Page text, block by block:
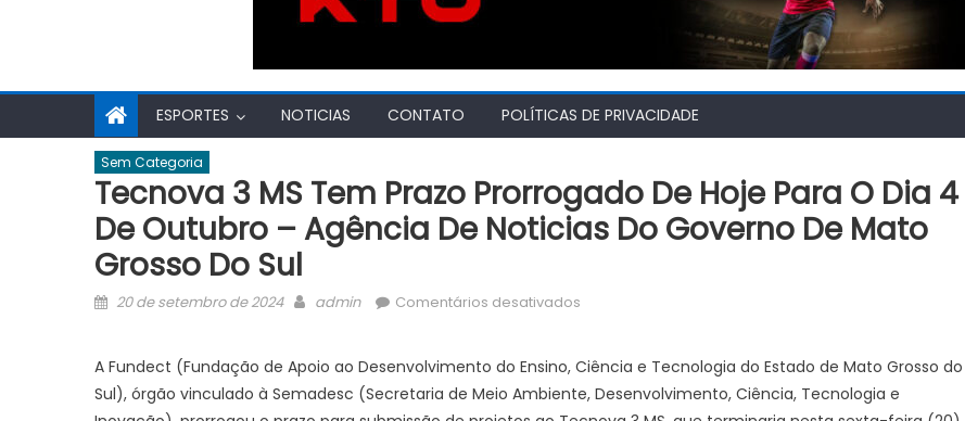
ESPORTES NOTICIAS CONTATO POLÍTICAS DE PRIVACIDADE
Sem Categoria
Tecnova 3 MS Tem Prazo Prorrogado De Hoje Para O Dia 4
De Outubro – Agência De Noticias Do Governo De Mato
Grosso Do Sul
Posted
20 de setembro de 2024 Author
admin Comentários desativados
MS
tem
A Fundect (Fundação de Apoio ao Desenvolvimento do Ensino, Ciência e Tecnologia do Estado de Mato Grosso do
Sul), órgão vinculado à Semadesc (Secretaria de Meio Ambiente, Desenvolvimento, Ciência, Tecnologia e